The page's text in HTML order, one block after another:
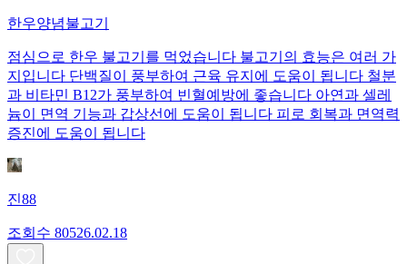
한우양념불고기
점심으로 한우 불고기를 먹었습니다 불고기의 효능은 여러 가
지입니다 단백질이 풍부하여 근육 유지에 도움이 됩니다 철분
과 비타민 B12가 풍부하여 빈혈예방에 좋습니다 아연과 셀레
늄이 면역 기능과 갑상선에 도움이 됩니다 피로 회복과 면역력
증진에 도움이 됩니다
진88
조회수 80526.02.18